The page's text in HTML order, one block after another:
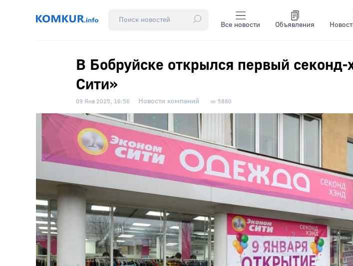
Все новости Объявления
В Бобруйске открылся первый
Сити»
09 Янв 2025, 16:56 Новости компаний 5880